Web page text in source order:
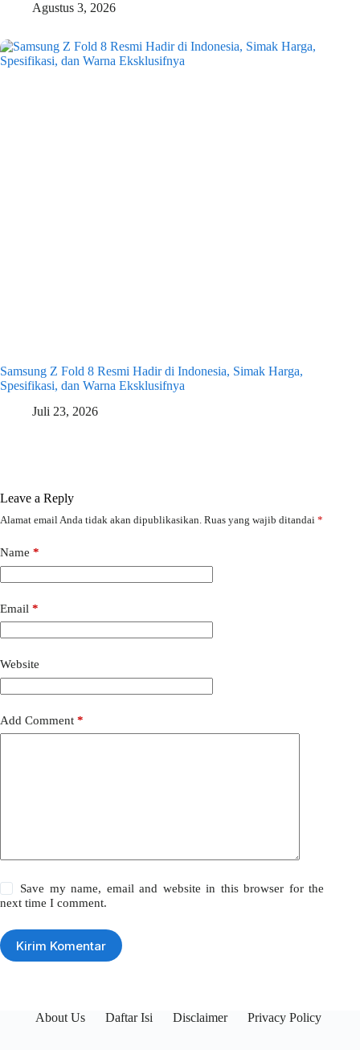
Agustus 3, 2026
Samsung Z Fold 8 Resmi Hadir di Indonesia, Simak Harga,
Spesifikasi, dan Warna Eksklusifnya
Juli 23, 2026
Leave a Reply
Alamat email Anda tidak akan dipublikasikan. Ruas yang wajib ditandai *
Name *
Email *
Website
Add Comment *
Save my name, email and website in this browser for the
next time I comment.
Kirim Komentar
About Us Daftar Isi Disclaimer Privacy Policy